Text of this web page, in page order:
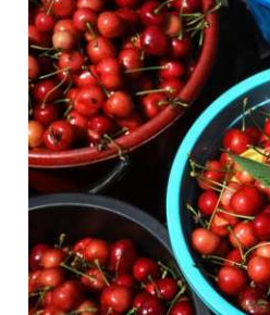
Арбуз при похудении